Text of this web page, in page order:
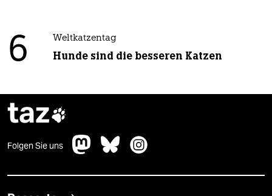
6 Weltkatzentag
Hunde sind die besseren Katzen
taz
Folgen Sie uns